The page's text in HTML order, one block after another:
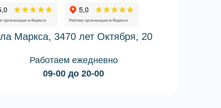
Маркса, 3470 лет Октября, 20
Работаем ежедневно
09-00 до 20-00